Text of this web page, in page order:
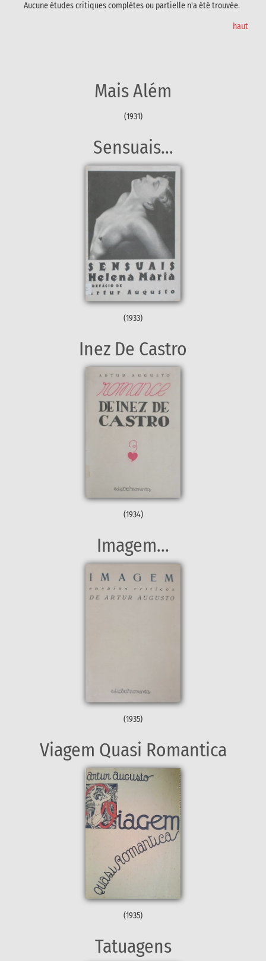
Aucune études critiques complétes ou partielle n'a été trouvée.
haut
Mais Além
(1931)
Sensuais...
(1933)
Inez De Castro
(1934)
Imagem...
(1935)
Viagem Quasi Romantica
(1935)
Tatuagens